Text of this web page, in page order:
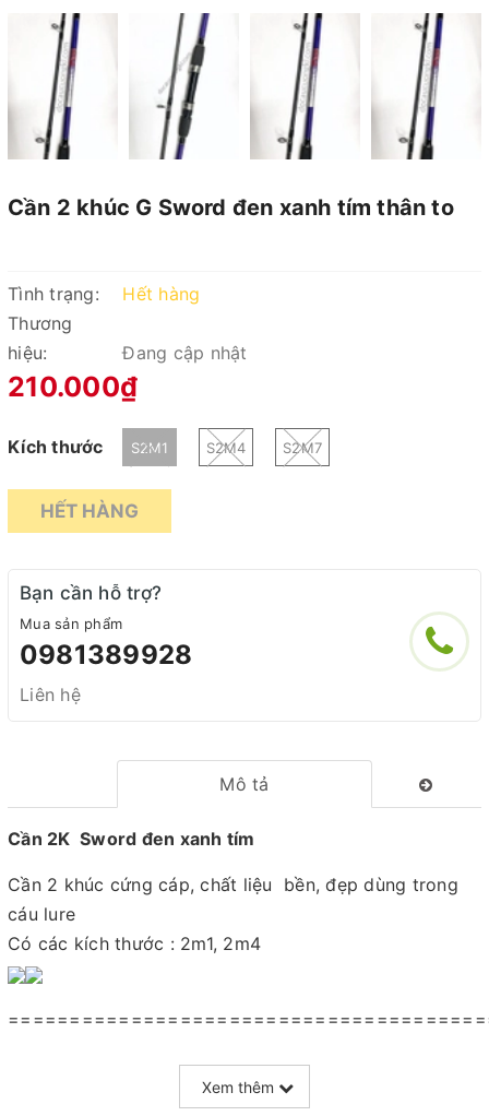
Cần 2 khúc G Sword đen xanh tím thân to
Tình trạng:
Hết hàng
Thương
hiệu:
Đang cập nhật
210.000₫
Kích thước S2M1 S2M4 S2M7
HẾT HÀNG
Bạn cần hỗ trợ?
Mua sản phẩm
0981389928
Liên hệ
Mô tả
Cần 2K Sword đen xanh tím
Cần 2 khúc cứng cáp, chất liệu bền, đẹp dùng trong
cáu lure
Có các kích thước : 2m1, 2m4
Mọi thắc mắc liên hệ SĐT
: 098.138.9928 - 098.902.9066 - 090.565.6668 -
Xem thêm